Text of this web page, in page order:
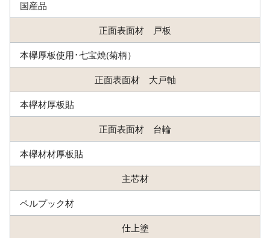
国産品
正面表面材 戸板
本欅厚板使用･七宝焼(菊柄）
正面表面材 大戸軸
本欅材厚板貼
正面表面材 台輪
本欅材材厚板貼
主芯材
ペルプック材
仕上塗